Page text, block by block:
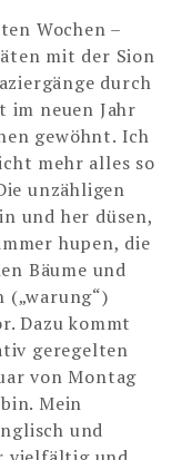
Wochen –
mit der Sion
durch
im neuen Jahr
gewöhnt. Ich
mehr alles so
unzähligen
und her düsen,
hupen, die
Bäume und
(„warung“)
Dazu kommt
geregelten
von Montag
Mein
und